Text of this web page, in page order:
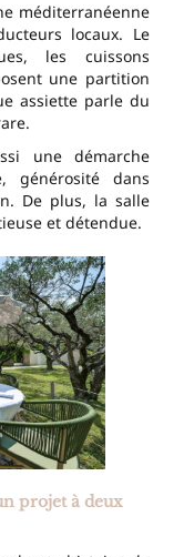
méditerranéenne
locaux. Le
les cuissons
une partition
assiette parle du
une démarche
générosité dans
De plus, la salle
et détendue.
projet à deux